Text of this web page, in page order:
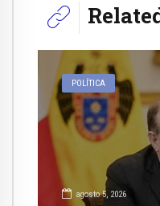
POLÍTICA
agosto 5, 2026